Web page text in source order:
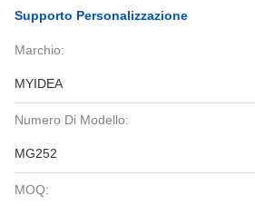
Supporto Personalizzazione
Marchio:
MYIDEA
Numero Di Modello:
MG252
MOQ: